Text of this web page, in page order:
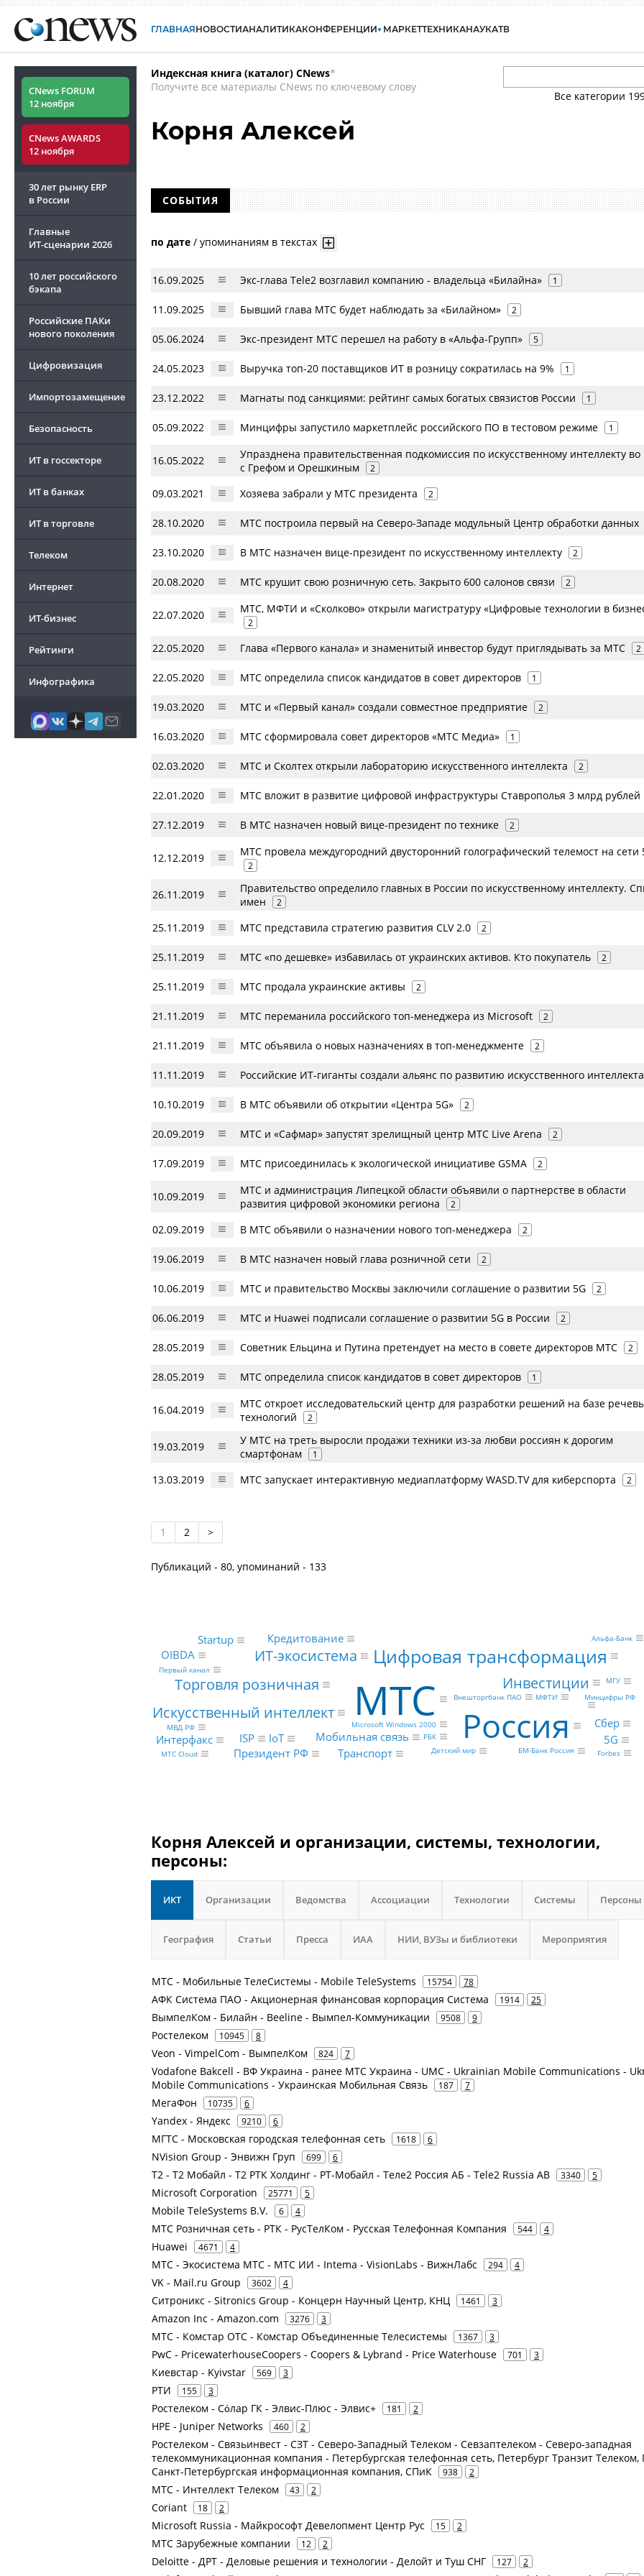
ГЛАВНАЯНОВОСТИАНАЛИТИКАКОНФЕРЕНЦИИ МАРКЕТТЕХНИКАНАУКАТВ
CNews FORUM
12 ноября
CNews AWARDS
12 ноября
30 лет рынку ERP
в России
Главные
ИТ-сценарии 2026
10 лет российского
бэкапа
Российские ПАКи
нового поколения
Цифровизация
Импортозамещение
Безопасность
ИТ в госсекторе
ИТ в банках
ИТ в торговле
Телеком
Интернет
ИТ-бизнес
Рейтинги
Инфографика
Индексная книга (каталог) CNews*
Получите все материалы CNews по ключевому слову
Все категории
Корня Алексей
СОБЫТИЯ
по дате / упоминаниям в текстах
16.09.2025 Экс-глава Tele2 возглавил компанию - владельца «Билайна» 1
11.09.2025 Бывший глава МТС будет наблюдать за «Билайном» 2
05.06.2024 Экс-президент МТС перешел на работу в «Альфа-Групп» 5
24.05.2023 Выручка топ-20 поставщиков ИТ в розницу сократилась на 9% 1
23.12.2022 Магнаты под санкциями: рейтинг самых богатых связистов России 1
05.09.2022 Минцифры запустило маркетплейс российского ПО в тестовом режиме 1
16.05.2022
Упразднена правительственная подкомиссия по искусственному интеллекту во
с Грефом и Орешкиным
2
09.03.2021 Хозяева забрали у МТС президента 2
28.10.2020 МТС построила первый на Северо-Западе модульный Центр обработки данных
23.10.2020 В МТС назначен вице-президент по искусственному интеллекту 2
20.08.2020 МТС крушит свою розничную сеть. Закрыто 600 салонов связи 2
22.07.2020 МТС, МФТИ и «Сколково» открыли магистратуру «Цифровые технологии в
2
22.05.2020 Глава «Первого канала» и знаменитый инвестор будут приглядывать за МТС 2
22.05.2020 МТС определила список кандидатов в совет директоров 1
19.03.2020 МТС и «Первый канал» создали совместное предприятие 2
16.03.2020 МТС сформировала совет директоров «МТС Медиа» 1
02.03.2020 МТС и Сколтех открыли лабораторию искусственного интеллекта 2
22.01.2020 МТС вложит в развитие цифровой инфраструктуры Ставрополья 3 млрд рублей
27.12.2019 В МТС назначен новый вице-президент по технике 2
12.12.2019 МТС провела междугородний двусторонний голографический телемост на сети
2
26.11.2019
Правительство определило главных в России по искусственному интеллекту.
имен
2
25.11.2019 МТС представила стратегию развития CLV 2.0 2
25.11.2019 МТС «по дешевке» избавилась от украинских активов. Кто покупатель 2
25.11.2019 МТC продала украинские активы 2
21.11.2019 МТС переманила российского топ-менеджера из Microsoft 2
21.11.2019 МТС объявила о новых назначениях в топ-менеджменте 2
11.11.2019 Российские ИТ-гиганты создали альянс по развитию искусственного интеллекта
10.10.2019 В МТС объявили об открытии «Центра 5G» 2
20.09.2019 МТС и «Сафмар» запустят зрелищный центр МТС Live Arena 2
17.09.2019 МТС присоединилась к экологической инициативе GSMA 2
10.09.2019
МТС и администрация Липецкой области объявили о партнерстве в области
развития цифровой экономики региона
2
02.09.2019 В МТС объявили о назначении нового топ-менеджера 2
19.06.2019 В МТС назначен новый глава розничной сети 2
10.06.2019 МТС и правительство Москвы заключили соглашение о развитии 5G 2
06.06.2019 МТС и Huawei подписали соглашение о развитии 5G в России 2
28.05.2019 Советник Ельцина и Путина претендует на место в совете директоров МТС 2
28.05.2019 МТС определила список кандидатов в совет директоров 1
16.04.2019
МТС откроет исследовательский центр для разработки решений на базе
технологий
2
19.03.2019
У МТС на треть выросли продажи техники из-за любви россиян к дорогим
смартфонам
1
13.03.2019 МТС запускает интерактивную медиаплатформу WASD.TV для киберспорта 2
1 2 >
Публикаций - 80, упоминаний - 133
МТС Россия
Цифровая трансформация
Инвестиции
ИТ-экосистема
Торговля розничная
Искусственный интеллект
ISP IoT Мобильная связь 5G
Сбер
Startup
Кредитование
OIBDA
Интерфакс
Президент РФ
Транспорт
Внешторгбанк ПАО Минцифры РФ
Microsoft Windows 2000
МТС Cloud
РБК
Первый канал
Детский мир БМ-Банк Россия
Альфа-Банк
Forbes
МГУ
МФТИ
МВД РФ
Корня Алексей и организации, системы, технологии,
персоны:
ИКТ Организации Ведомства Ассоциации Технологии Системы Персоны
География Статьи Пресса ИАА НИИ, ВУЗы и библиотеки Мероприятия
МТС - Мобильные ТелеСистемы - Mobile TeleSystems 15754 78
АФК Система ПАО - Акционерная финансовая корпорация Система 1914 25
ВымпелКом - Билайн - Beeline - Вымпел-Коммуникации 9508 9
Ростелеком 10945 8
Veon - VimpelCom - ВымпелКом 824 7
Vodafone Bakcell - ВФ Украина - ранее МТС Украина - UMC - Ukrainian Mobile Communications -
Mobile Communications - Украинская Мобильная Связь
187 7
МегаФон 10735 6
Yandex - Яндекс 9210 6
МГТС - Московская городская телефонная сеть 1618 6
NVision Group - Энвижн Груп 699 6
Т2 - Т2 Мобайл - Т2 РТК Холдинг - РТ-Мобайл - Теле2 Россия АБ - Tele2 Russia AB 3340 5
Microsoft Corporation 25771 5
Mobile TeleSystems B.V. 6 4
МТС Розничная сеть - РТК - РусТелКом - Русская Телефонная Компания 544 4
Huawei 4671 4
МТС - Экосистема МТС - МТС ИИ - Intema - VisionLabs - ВижнЛабс 294 4
VK - Mail.ru Group 3602 4
Ситроникс - Sitronics Group - Концерн Научный Центр, КНЦ 1461 3
Amazon Inc - Amazon.com 3276 3
МТС - Комстар ОТС - Комстар Объединенные Телесистемы 1367 3
PwC - PricewaterhouseCoopers - Coopers & Lybrand - Price Waterhouse 701 3
Киевстар - Kyivstar 569 3
РТИ 155 3
Ростелеком - Сόлар ГК - Элвис-Плюс - Элвис+ 181 2
HPE - Juniper Networks 460 2
Ростелеком - Связьинвест - СЗТ - Северо-Западный Телеком - Севзаптелеком - Северо-западная
телекоммуникационная компания - Петербургская телефонная сеть, Петербург Транзит Телеком,
Санкт-Петербургская информационная компания, СПиК
938 2
МТС - Интеллект Телеком 43 2
Coriant 18 2
Microsoft Russia - Майкрософт Девелопмент Центр Рус 15 2
МТС Зарубежные компании 12 2
Deloitte - ДРТ - Деловые решения и технологии - Делойт и Туш СНГ 127 2